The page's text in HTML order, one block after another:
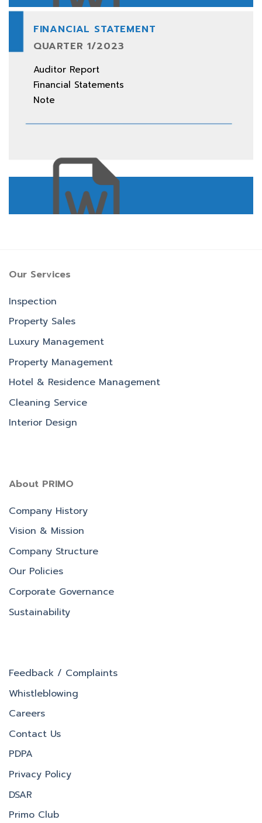
Download All
FINANCIAL STATEMENT
QUARTER 1/2023
Auditor Report
Financial Statements
Note
Our Services
Inspection
Property Sales
Luxury Management
Property Management
Hotel & Residence Management
Cleaning Service
Interior Design
About PRIMO
Company History
Vision & Mission
Company Structure
Our Policies
Corporate Governance
Sustainability
Feedback / Complaints
Whistleblowing
Careers
Contact Us
PDPA
Privacy Policy
DSAR
Primo Club